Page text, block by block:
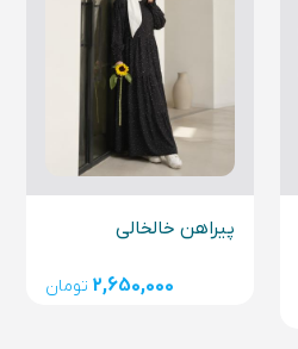
پیراهن خالخالی
2,650,000 تومان